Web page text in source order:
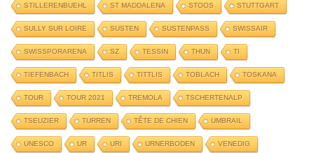
STILLERENBUEHL ST MADDALENA STOOS STUTTGART
SULLY SUR LOIRE SUSTEN SUSTENPASS SWISSAIR
SWISSPORARENA SZ TESSIN THUN TI
TIEFENBACH TITLIS TITTLIS TOBLACH TOSKANA
TOUR TOUR 2021 TREMOLA TSCHERTENALP
TSEUZIER TURREN TÊTE DE CHIEN UMBRAIL
UNESCO UR URI URNERBODEN VENEDIG